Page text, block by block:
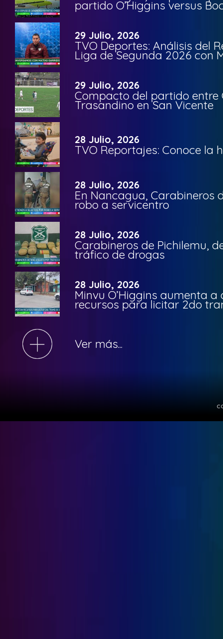
partido O’Higgins versus
29 Julio, 2026
TVO Deportes: Análisis del
Liga de Segunda 2026 con
29 Julio, 2026
Compacto del partido entre
Trasandino en San Vicente
28 Julio, 2026
TVO Reportajes: Conoce la
28 Julio, 2026
En Nancagua, Carabineros
robo a servicentro
28 Julio, 2026
Carabineros de Pichilemu,
tráfico de drogas
28 Julio, 2026
Minvu O’Higgins aumenta a
recursos para licitar 2do
Ver más...